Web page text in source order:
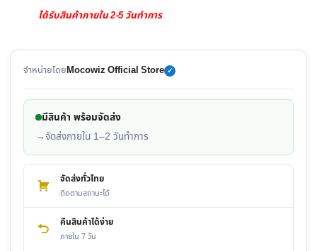
ได้รับสินค้าภายใน 2-5 วันทำการ
จำหน่ายโดยMocowiz Official Store ✓
มีสินค้า พร้อมจัดส่ง
→จัดส่งภายใน 1–2 วันทำการ
จัดส่งทั่วไทย
ติดตามสถานะได้
คืนสินค้าได้ง่าย
ภายใน 7 วัน